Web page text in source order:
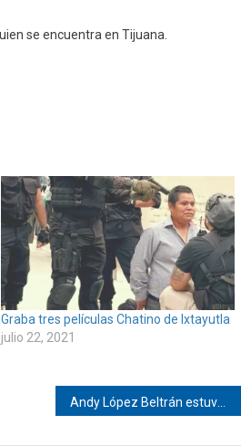
se encuentra en Tijuana.
Graba tres películas Chatino de Ixtayutla
julio 22, 2021